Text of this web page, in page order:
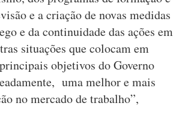
e a criação de novas medidas
e da continuidade das ações em
situações que colocam em
objetivos do Governo
uma melhor e mais
no mercado de trabalho”,